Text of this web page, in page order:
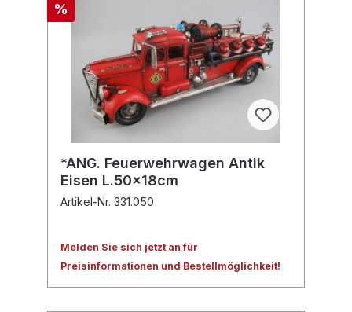
%
*ANG. Feuerwehrwagen Antik
Eisen L.50x18cm
Artikel-Nr. 331.050
Melden Sie sich jetzt an für
Preisinformationen und Bestellmöglichkeit!